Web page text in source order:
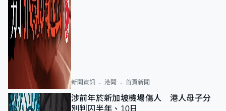
新聞資訊 港聞 首頁新聞
涉前年於新加坡機場傷人 港人母子分
別判囚半年、10日